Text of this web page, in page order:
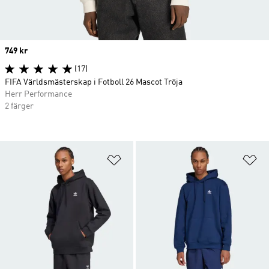
Lägg till på önskelistan
Price
749 kr
(17)
FIFA Världsmästerskap i Fotboll 26 Mascot Tröja
Herr Performance
2 färger